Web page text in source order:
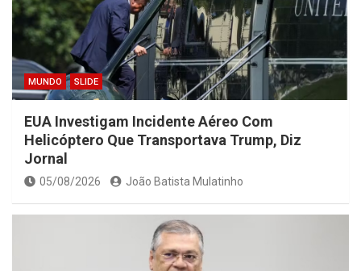
MUNDO SLIDE
EUA Investigam Incidente Aéreo Com
Helicóptero Que Transportava Trump, Diz
Jornal
05/08/2026 João Batista Mulatinho